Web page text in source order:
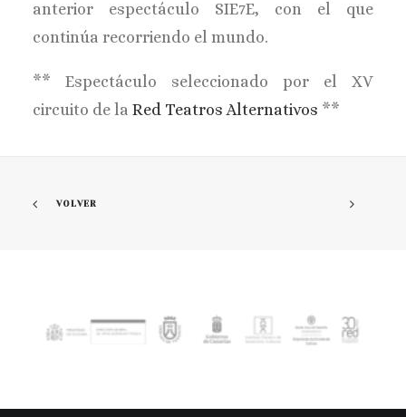
anterior espectáculo SIE7E, con el que
continúa recorriendo el mundo.
** Espectáculo seleccionado por el XV
circuito de la Red Teatros Alternativos **
VOLVER